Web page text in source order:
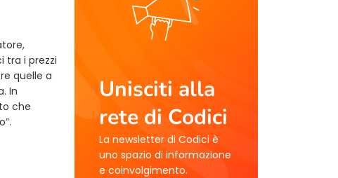
tra i prezzi
quelle a
In
che
Unisciti alla
rete di Codici
La newsletter di Codici è
uno spazio di informazione
e coinvolgimento.